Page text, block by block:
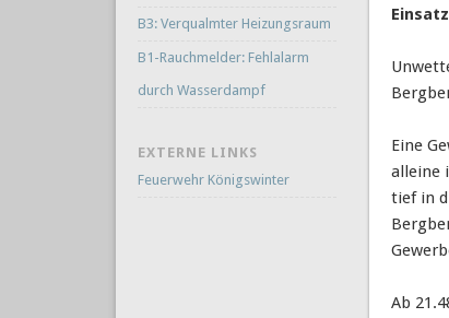
Eine
alleine
tief in
Ab
B3: Verqualmter Heizungsraum
B1-Rauchmelder: Fehlalarm
durch Wasserdampf
EXTERNE LINKS
Feuerwehr Königswinter